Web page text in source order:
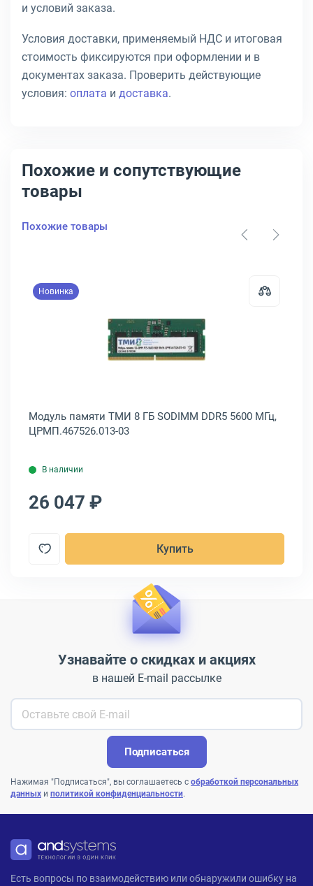
и условий заказа.
Условия доставки, применяемый НДС и итоговая
стоимость фиксируются при оформлении и в
документах заказа. Проверить действующие
условия: оплата и доставка.
Похожие и сопутствующие
товары
Похожие товары
Synology RS 21 series 4Гб SODIMM DDR4D4ES01-4G
Новинка
Открыть товар: Модуль памяти
Модуль памяти ТМИ 8 ГБ SODIMM DDR5 5600 МГц,
ЦРМП.467526.013-03
В наличии
26 047 ₽
Купить
Узнавайте о скидках и акциях
в нашей E-mail рассылке
Подписаться
Нажимая "Подписаться", вы соглашаетесь с обработкой персональных
данных и политикой конфиденциальности.
ANDPRO
Есть вопросы по взаимодействию или обнаружили ошибку на